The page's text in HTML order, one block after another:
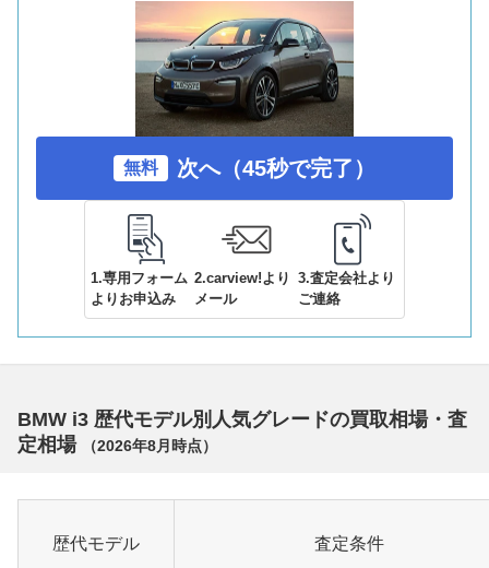
無料 次へ（45秒で完了）
1.専用フォーム
よりお申込み
2.carview!より
メール
3.査定会社より
ご連絡
BMW i3 歴代モデル別人気グレードの買取相場・査
定相場
（2026年8月 時点）
歴代モデル 査定条件